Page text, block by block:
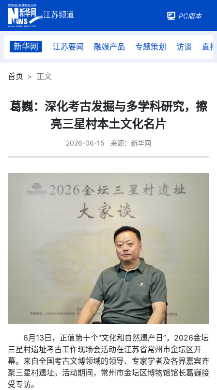
PC版本
新华网 江苏要闻 融媒产品 专题策划 访谈 直播
首页 正文
葛巍：深化考古发掘与多学科研究，擦
亮三星村本土文化名片
2026-06-15 来源：新华网
6月13日，正值第十个“文化和自然遗产日”，2026金坛
三星村遗址考古工作现场会活动在江苏省常州市金坛区开
幕。来自全国考古文博领域的领导、专家学者及各界嘉宾齐
聚三星村遗址。活动期间，常州市金坛区博物馆馆长葛巍接
受专访。